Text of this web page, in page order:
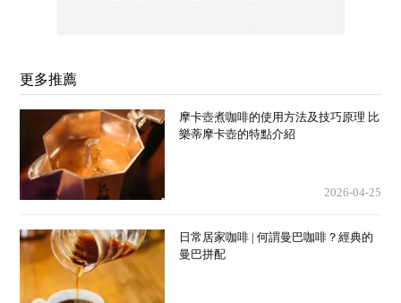
更多推薦
摩卡壺煮咖啡的使用方法及技巧原理 比
樂蒂摩卡壺的特點介紹
2026-04-25
日常居家咖啡 | 何謂曼巴咖啡？經典的
曼巴拼配